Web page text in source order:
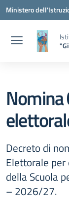
Vai ai contenuti
Vai al menu di
Vai al footer
Ministero
Decreto di
Elettorale per
della Scuola
– 2026/27.